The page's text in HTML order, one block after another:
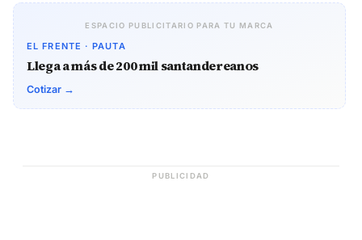
ESPACIO PUBLICITARIO PARA TU MARCA
EL FRENTE · PAUTA
Llega a más de 200 mil santandereanos
Cotizar →
PUBLICIDAD